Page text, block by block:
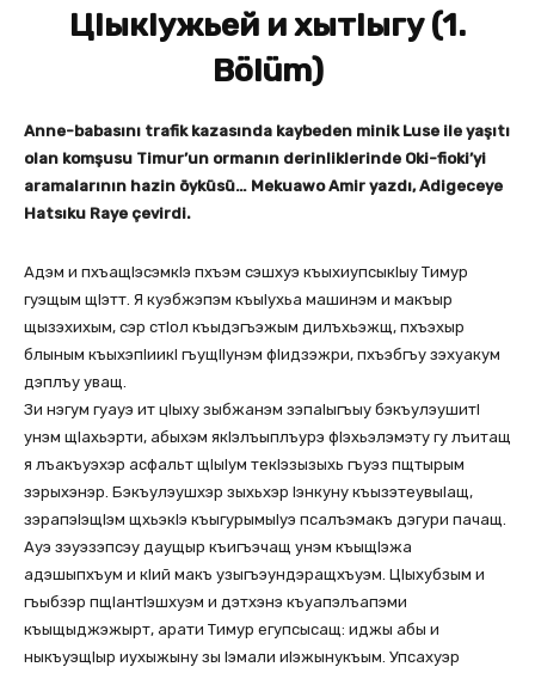
ЦIыкIужьей и хытIыгу (1.
Bölüm)
Anne-babasını trafik kazasında kaybeden minik Luse ile yaşıtı
olan komşusu Timur’un ormanın derinliklerinde Oki-fioki’yi
aramalarının hazin öyküsü… Mekuawo Amir yazdı, Adigeceye
Hatsıku Raye çevirdi.
Адэм и пхъащlэсэмкIэ пхъэм сэшхуэ къыхиупсыкIыу Тимур
гуэщым щIэтт. Я куэбжэпэм къыIухьа машинэм и макъыр
щызэхихым, сэр стIол къыдэгъэжым дилъхьэжщ, пхъэхыр
блыным къыхэпlиикl гъущIIунэм фIидзэжри, пхъэбгъу зэхуакум
дэплъу уващ.
Зи нэгум гуауэ ит цIыху зыбжанэм зэпаlыгъыу бэкъулэушитI
унэм щIахьэрти, абыхэм якIэлъыплъурэ фIэхьэлэмэту гу лъитащ
я лъакъуэхэр асфальт щIыIум текIэзызыхь гъуэз пщтырым
зэрыхэнэр. Бэкъулэушхэр зыхьхэр Iэнкуну къызэтеувыIащ,
зэрапэIэщIэм щхьэкIэ къыгурымыIуэ псалъэмакъ дэгури пачащ.
Ауэ зэуэзэпсэу даущыр къигъэчащ унэм къыщIэжа
адэшыпхъум и кIий макъ узыгъэундэращхъуэм. Цlыхубзым и
гъыбзэр пщIантIэшхуэм и дэтхэнэ къуапэлъапэми
къыщыджэжырт, арати Тимур егупсысащ: иджы абы и
ныкъуэщIыр иухыжыну зы lэмали иlэжынукъым. Упсахуэр